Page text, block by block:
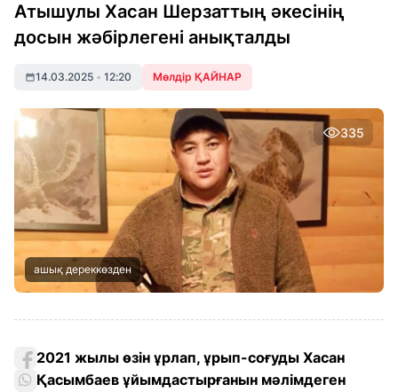
Атышулы Хасан Шерзаттың әкесінің
досын жәбірлегені анықталды
14.03.2025 • 12:20 Мөлдір ҚАЙНАР
335
ашық дереккөзден
2021 жылы өзін ұрлап, ұрып-соғуды Хасан
Қасымбаев ұйымдастырғанын мәлімдеген